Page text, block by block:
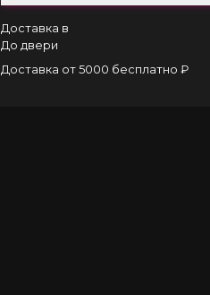
Доставка в
До двери
Доставка от 5000 бесплатно ₽